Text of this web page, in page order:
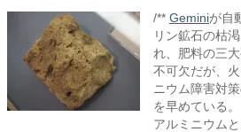
/** Geminiが自
リン鉱石の枯
れ、肥料の三
不可欠だが、
ニウム障害対
を早めている
アルミニウム